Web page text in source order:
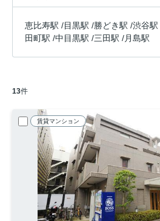
恵比寿駅 /目黒駅 /勝どき駅 /渋谷駅
田町駅 /中目黒駅 /三田駅 /月島駅
13件
賃貸マンション